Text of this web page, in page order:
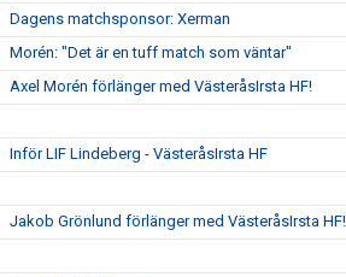
Dagens matchsponsor: Xerman
Morén: "Det är en tuff match som väntar"
Axel Morén förlänger med VästeråsIrsta HF!
Inför LIF Lindeberg - VästeråsIrsta HF
Jakob Grönlund förlänger med VästeråsIrsta HF!